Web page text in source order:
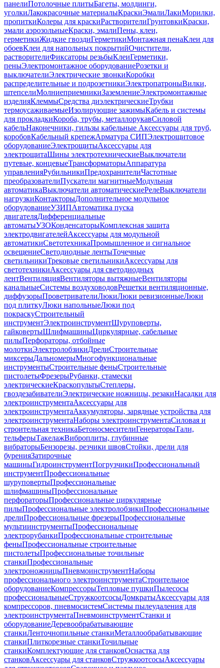
панелиПотолочные плитыБагеты, молдинги,
уголкиЛакокрасочные материалыКраскиЭмалиЛакиМорилки,
пропиткиКолеры для краскиРастворителиГрунтовкиКраски,
эмали аэрозольныеКраски, эмалиПены, клеи,
герметикиЖидкие гвоздиГерметикиМонтажная пенаКлеи для
обоевКлеи для напольных покрытийОчистители,
растворителиФиксаторы резьбыКлеиГерметики,
пеныЭлектромонтажное оборудованиеРозетки и
выключателиЭлектрические звонкиКоробки
распределительные и подрозетникиЭлектропатроныВилки,
штепселиМолниеприемникиЗаземлениеЭлектромонтажные
изделияКлеммыСредства диэлектрическиеТрубки
термоусаживаемыеИзолирующие зажимыКабель и системы
для прокладкиКороба, трубы, металлорукавСиловой
кабельНаконечники, гильзы кабельные Аксессуары для труб,
коробовКабельный крепежАрматура СИПЭлектрощитовое
оборудованиеЭлектрощитыАксессуары для
электрощитаШины электротехническиеВыключатели
путевые, концевыеТрансформаторыАппаратура
управленияРубильникиПредохранителиЧастотные
преобразователиПускатели магнитныеМодульная
автоматикаВыключатели автоматическиеРелеВыключатели
нагрузкиКонтакторыДополнительное модульное
оборудованиеУЗИПАвтоматика пуска
двигателяДифференциальные
автоматыУЗОКонденсаторыКомплексная защита
электродвигателейАксессуары для модульной
автоматикиСветотехникаПромышленное и сигнальное
освещениеСветодиодные лентыТочечные
светильникиТрековые светильникиАксессуары для
светотехникиАксессуары для светодиодных
лентВентиляцияВентиляторы вытяжныеВентиляторы
канальныеСистемы воздуховодовРешетки вентиляционные,
диффузорыПроветривателиЛюкиЛюки ревизионныеЛюки
под плиткуЛюки напольныеЛюки под
покраскуСтроительный
инструментЭлектроинструментШуруповерты,
гайковертыШлифмашиныЦиркулярные, сабельные
пилыПерфораторы, отбойные
молоткиЭлектролобзикиДрелиСтроительные
миксерыДальномерыМногофункциональные
инструментыСтроительные феныСтроительные
пистолетыФрезерыРубанки, стамески
электрическиеКраскопультыСтеплеры,
гвоздезабивателиЭлектрические ножницы, резакиНасадки для
электроинструментаАксессуары для
электроинструментаАккумуляторы, зарядные устройства для
электроинструментаНаборы электроинструментаСиловая и
строительная техникаБетоносмесителиГенераторыТали,
тельферыТакелажВиброплиты, глубинные
вибраторыБензорезы, резчики швовСтойки, дрели для
буренияЗатирочные
машиныГидроинструментПогрузчикиПрофессиональный
инструментПрофессиональные
шуруповертыПрофессиональные
шлифмашиныПрофессиональные
перфораторыПрофессиональные циркулярные
пилыПрофессиональные электролобзикиПрофессиональные
дрелиПрофессиональные фрезерыПрофессиональные
мультиинструментыПрофессиональные
электрорубанкиПрофессиональные строительные
феныПрофессиональные строительные
пистолетыПрофессиональные точильные
станкиПрофессиональные
электроножницыПневмоинструментНаборы
профессионального электроинструментаСтроительное
оборудованиеКомпрессорыТепловые пушкиПылесосы
профессиональныеСтружкоотсосыДомкратыАксессуары для
компрессоров, пневмосистемСистемы пылеудаления для
электроинструментаПневмоинструментСтанки и
оборудованиеДеревообрабатывающие
станкиЛенточнопильные станкиМеталлообрабатывающие
станкиПлиткорезные станкиТочильные
станкиКомплектующие для станковОснастка для
станковАксессуары для станковСтружкоотсосыАксессуары